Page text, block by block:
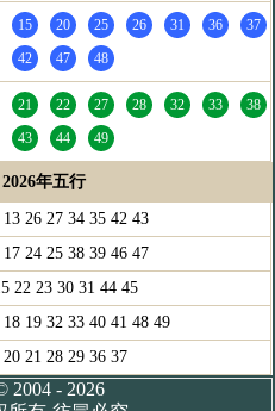
15 20 25 26 31 36
37
42 47 48
21 22 27 28 32 33
38
43 44 49
2026年五行
26 27 34 35 42 43
24 25 38 39 46 47
22 23 30 31 44 45
19 32 33 40 41 48 49
20 21 28 29 36 37
2004 - 2026